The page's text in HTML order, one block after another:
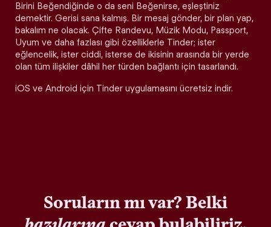
Birini Beğendiğinde o da seni Beğenirse, eşleştiniz
demektir. Gerisi sana kalmış. Bir mesaj gönder, bir plan yap,
bakalım ne olacak. Çifte Randevu, Müzik Modu, Passport,
Uyum ve daha fazlası gibi özelliklerle Tinder; ister
eğlencelik, ister ciddi, isterse de ikisinin arasında bir yerde
olan tüm ilişkiler dâhil her türden bağlantı için tasarlandı.
iOS ve Android için Tinder uygulamasını ücretsiz indir.
Soruların mı var? Belki